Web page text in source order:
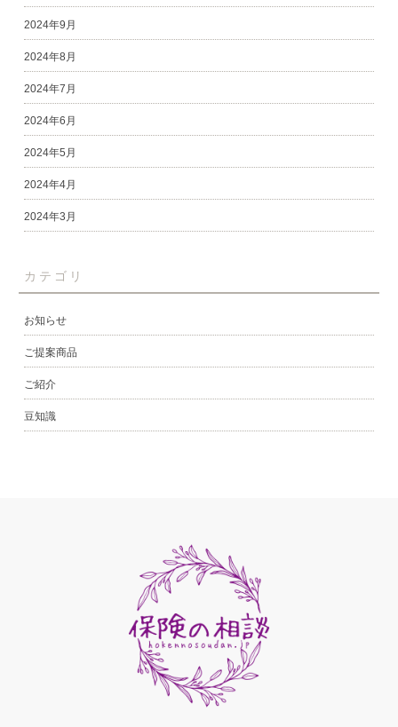
2024年9月
2024年8月
2024年7月
2024年6月
2024年5月
2024年4月
2024年3月
カテゴリ
お知らせ
ご提案商品
ご紹介
豆知識